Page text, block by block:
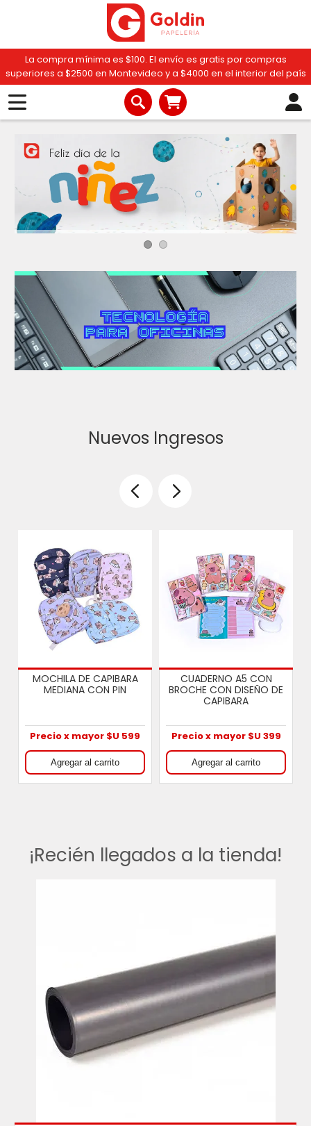
La compra mínima es $100. El envío es gratis por compras
superiores a $2500 en Montevideo y a $4000 en el interior del país
Nuevos Ingresos
LAPICERAS DE COLORES
X12
Precio x mayor $U 120
JUEGO DE CARTAS: UNO /
UNO FLIP / DOS
Precio x mayor $U 150
¡Recién llegados a la tienda!